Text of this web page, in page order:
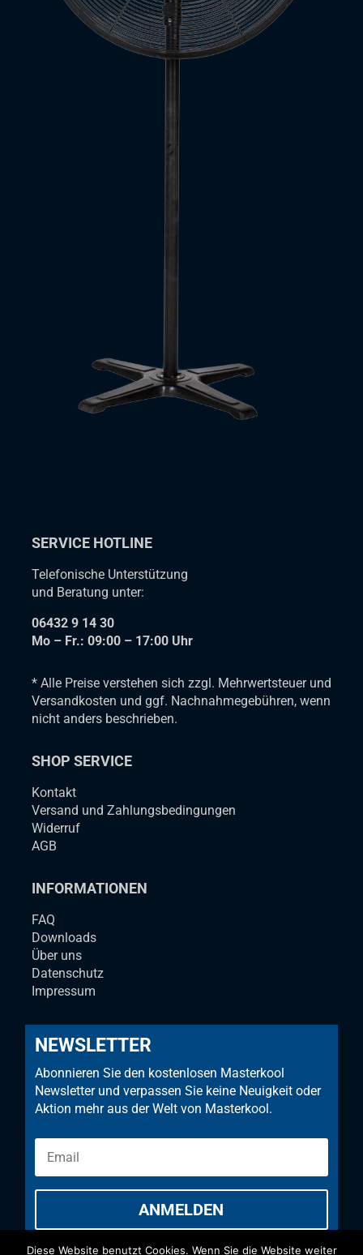
SERVICE HOTLINE
Telefonische Unterstützung
und Beratung unter:
06432 9 14 30
Mo – Fr.: 09:00 – 17:00 Uhr
* Alle Preise verstehen sich zzgl. Mehrwertsteuer und
Versandkosten und ggf. Nachnahmegebühren, wenn
nicht anders beschrieben.
SHOP SERVICE
Kontakt
Versand und Zahlungsbedingungen
Widerruf
AGB
INFORMATIONEN
FAQ
Downloads
Über uns
Datenschutz
Impressum
NEWSLETTER
Abonnieren Sie den kostenlosen Masterkool
Newsletter und verpassen Sie keine Neuigkeit oder
Aktion mehr aus der Welt von Masterkool.
ANMELDEN
Diese Website benutzt Cookies. Wenn Sie die Website weiter